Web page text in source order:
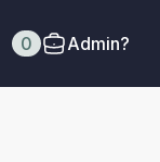
0 Admin?